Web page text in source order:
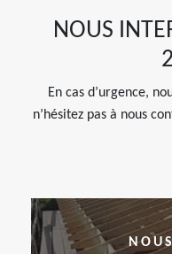
NOUS
En cas d’urgence,
n’hésitez pas à nous